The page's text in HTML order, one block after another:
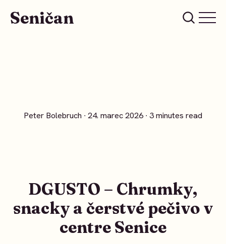
Seničan
Peter Bolebruch ∙ 24. marec 2026 ∙ 3 minutes read
DGUSTO – Chrumky,
snacky a čerstvé pečivo v
centre Senice